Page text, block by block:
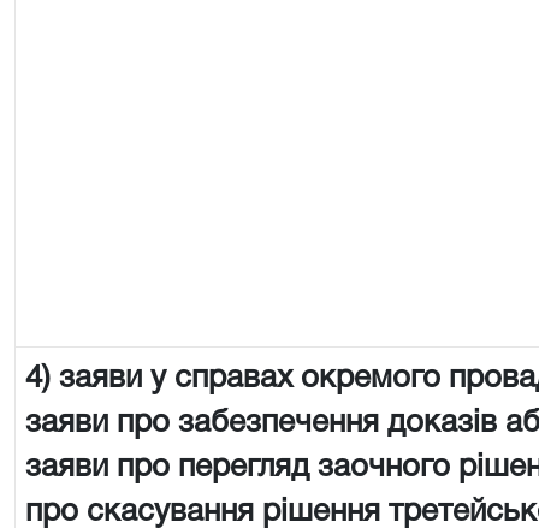
4) заяви у справах окремого
заяви про забезпечення доказів
заяви про перегляд заочного
про скасування рішення